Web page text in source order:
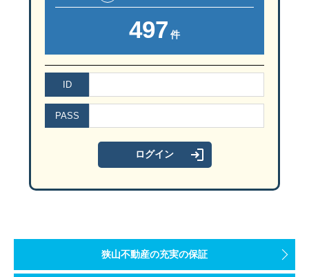
497 件
ID
PASS
狭山不動産の充実の保証